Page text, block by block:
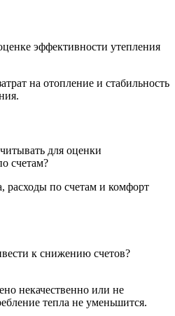
эффективности утепления
на отопление и стабильность
для оценки
счетам?
расходы по счетам и комфорт
к снижению счетов?
некачественно или не
тепла не уменьшится.